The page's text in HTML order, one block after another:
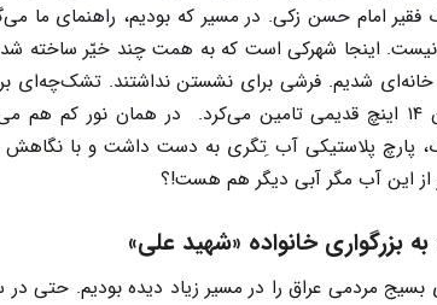
فقیر امام حسن زکی. در مسیر که بودیم، راهنمای ما
نیست. اینجا شهرکی است که به همت چند خیّر ساخته شده
شدیم. فرشی برای نشستن نداشتند. تشک‌چه‌ای
یک تلویزیون ۱۴ اینچ قدیمی تامین می‌کرد. در همان
پارچ پلاستیکی آب ِتگری به دست داشت و با نگاهش
از این آب مگر آبی دیگر هم هست!؟
بزرگواری خانواده «شهید علی»
مردمی عراق را در مسیر زیاد دیده بودیم. حتی در